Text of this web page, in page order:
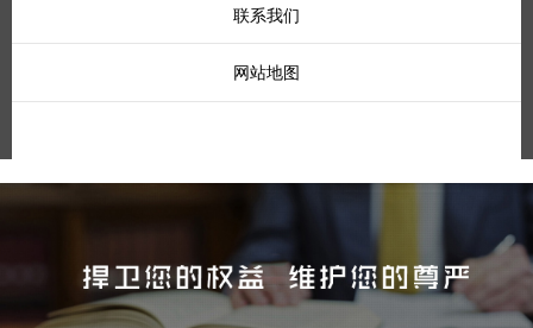
联系我们
网站地图